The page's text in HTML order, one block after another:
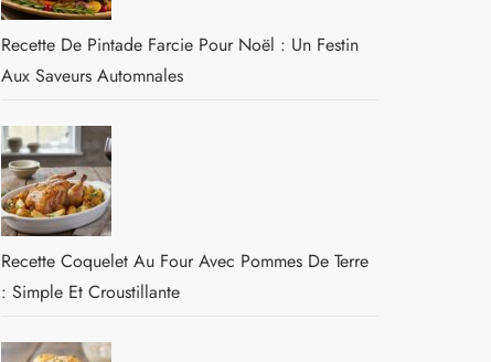
Recette De Pintade Farcie Pour Noël : Un Festin
Aux Saveurs Automnales
Recette Coquelet Au Four Avec Pommes De Terre
: Simple Et Croustillante